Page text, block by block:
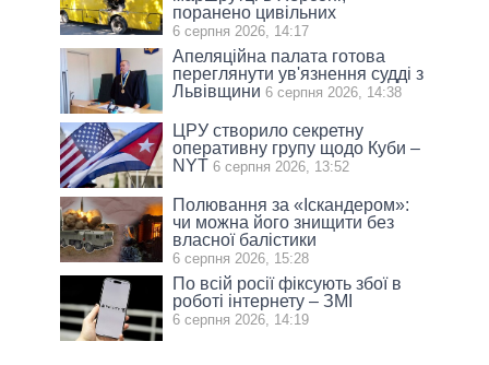
поранено цивільних
6 серпня 2026, 14:17
Апеляційна палата готова
переглянути ув'язнення судді з
Львівщини 6 серпня 2026, 14:38
ЦРУ створило секретну
оперативну групу щодо Куби –
NYT 6 серпня 2026, 13:52
Полювання за «Іскандером»:
чи можна його знищити без
власної балістики
6 серпня 2026, 15:28
По всій росії фіксують збої в
роботі інтернету – ЗМІ
6 серпня 2026, 14:19